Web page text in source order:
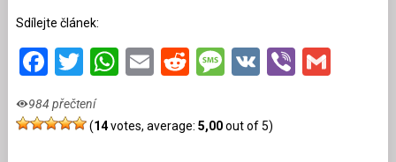
Sdílejte článek:
Facebook
Twitter
WhatsApp
EmailRedditMessage
VKViber
984 přečtení
(14votes, average: 5,00out of 5)